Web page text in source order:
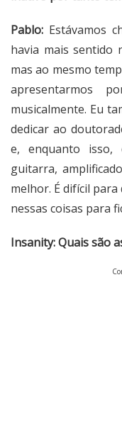
Pablo: Estávamos
havia mais sentido
mas ao mesmo
apresentarmos
musicalmente. Eu
dedicar ao
e, enquanto isso,
guitarra,
melhor. É difícil
nessas coisas para
Insanity: Quais são